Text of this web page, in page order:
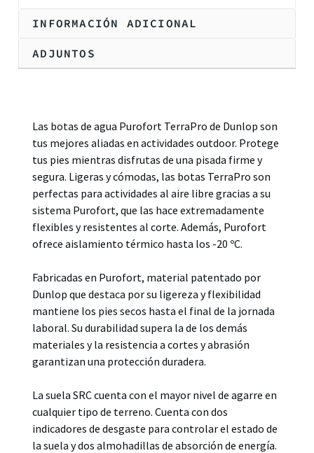
INFORMACIÓN ADICIONAL
ADJUNTOS
Las botas de agua Purofort TerraPro de Dunlop son
tus mejores aliadas en actividades outdoor. Protege
tus pies mientras disfrutas de una pisada firme y
segura. Ligeras y cómodas, las botas TerraPro son
perfectas para actividades al aire libre gracias a su
sistema Purofort, que las hace extremadamente
flexibles y resistentes al corte. Además, Purofort
ofrece aislamiento térmico hasta los -20 ºC.
Fabricadas en Purofort, material patentado por
Dunlop que destaca por su ligereza y flexibilidad
mantiene los pies secos hasta el final de la jornada
laboral. Su durabilidad supera la de los demás
materiales y la resistencia a cortes y abrasión
garantizan una protección duradera.
La suela SRC cuenta con el mayor nivel de agarre en
cualquier tipo de terreno. Cuenta con dos
indicadores de desgaste para controlar el estado de
la suela y dos almohadillas de absorción de energía.